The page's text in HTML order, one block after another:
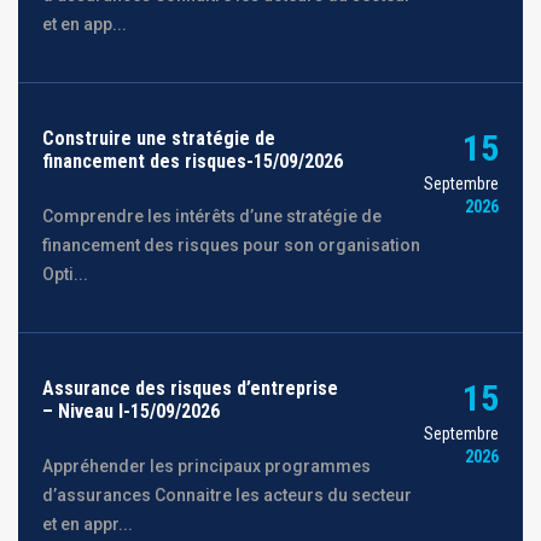
et en app...
Construire une stratégie de
financement des risques-15/09/2026
Comprendre les intérêts d’une stratégie de
financement des risques pour son organisation
Opti...
15
Septembre
2026
Assurance des risques d’entreprise
– Niveau I-15/09/2026
Appréhender les principaux programmes
d’assurances Connaitre les acteurs du secteur
et en appr...
15
Septembre
2026